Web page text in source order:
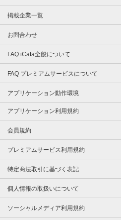
掲載企業一覧
お問合わせ
FAQ iCata全般について
FAQ プレミアムサービスについて
アプリケーション動作環境
アプリケーション利用規約
会員規約
プレミアムサービス利用規約
特定商法取引に基づく表記
個人情報の取扱いについて
ソーシャルメディア利用規約